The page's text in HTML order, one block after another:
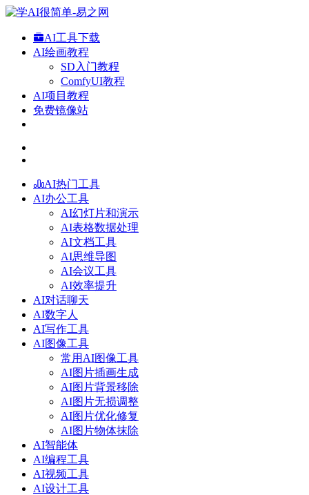
AI工具下载
AI绘画教程
SD入门教程
ComfyUI教程
AI项目教程
免费镜像站
AI热门工具
AI办公工具
AI幻灯片和演示
AI表格数据处理
AI文档工具
AI思维导图
AI会议工具
AI效率提升
AI对话聊天
AI数字人
AI写作工具
AI图像工具
常用AI图像工具
AI图片插画生成
AI图片背景移除
AI图片无损调整
AI图片优化修复
AI图片物体抹除
AI智能体
AI编程工具
AI视频工具
AI设计工具